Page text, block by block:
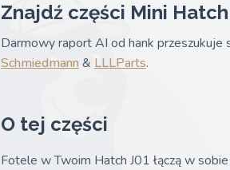
Znajdź części Mini
Darmowy raport AI od hank
Schmiedmann & LLLParts.
O tej części
Fotele w Twoim Hatch J01 łączą w